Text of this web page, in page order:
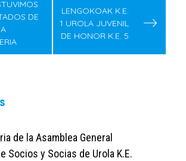
DE
LENGOKOAK K.E.
1 UROLA JUVENIL
DE HONOR K.E. 5
de la Asamblea General
Socios y Socias de Urola K.E.